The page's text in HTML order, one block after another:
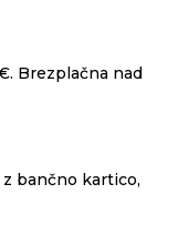
Brezplačna nad
bančno kartico,